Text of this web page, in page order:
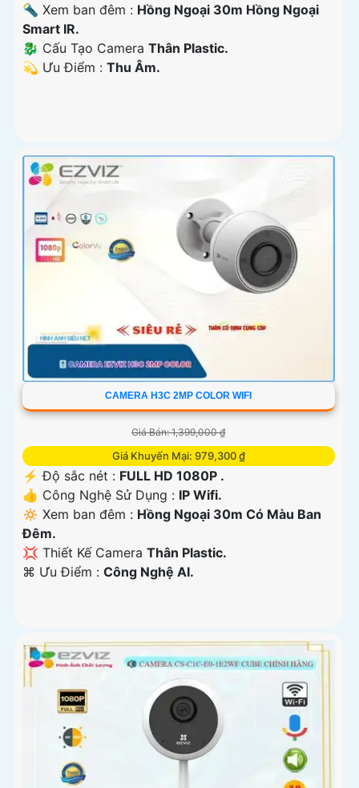
🔦 Xem ban đêm : Hồng Ngoại 30m Hồng Ngoại
Smart IR.
🐉️ Cấu Tạo Camera Thân Plastic.
️💫 Ưu Điểm : Thu Âm.
CAMERA H3C 2MP COLOR WIFI
Giá Bán: 1,399,000 ₫
Giá Khuyến Mại: 979,300 ₫
️⚡ Độ sắc nét : FULL HD 1080P .
👍 Công Nghệ Sử Dụng : IP Wifi.
🔅 Xem ban đêm : Hồng Ngoại 30m Có Màu Ban
Ðêm.
💢 Thiết Kế Camera Thân Plastic.
️⌘ Ưu Điểm : Công Nghệ AI.